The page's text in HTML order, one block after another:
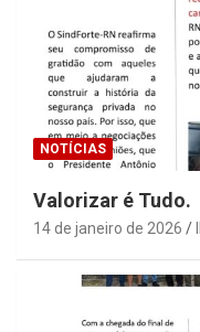
NOTÍCIAS
Valorizar é Tudo.
14 de janeiro de 2026